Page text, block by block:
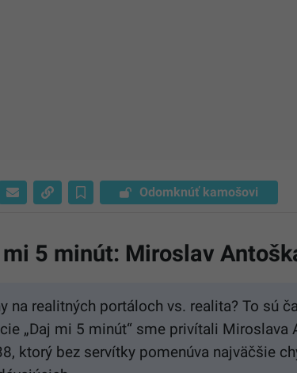
Odomknúť kamošovi
mi 5 minút: Miroslav
na realitných portáloch vs. realita? To sú
„Daj mi 5 minút“ sme privítali
ktorý bez servítky pomenúva najväčšie